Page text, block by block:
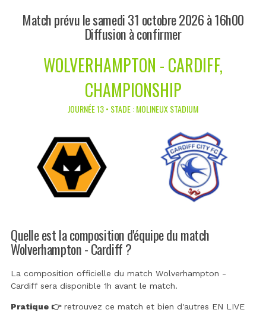
Match prévu le samedi 31 octobre 2026 à 16h00
Diffusion à confirmer
WOLVERHAMPTON - CARDIFF,
CHAMPIONSHIP
JOURNÉE 13 • STADE : MOLINEUX STADIUM
Quelle est la composition d'équipe du match
Wolverhampton - Cardiff ?
La composition officielle du match Wolverhampton -
Cardiff sera disponible 1h avant le match.
Pratique 👉retrouvez ce match et bien d'autres EN LIVE